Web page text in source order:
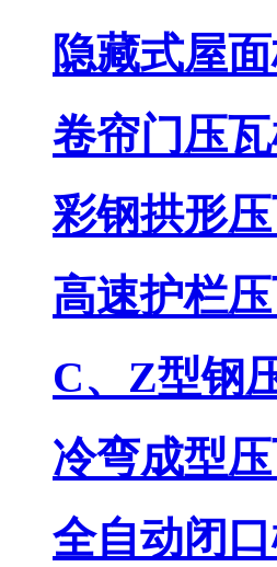
隐藏式屋
卷帘门压
彩钢拱形
高速护栏
C、Z型钢
冷弯成型
全自动闭